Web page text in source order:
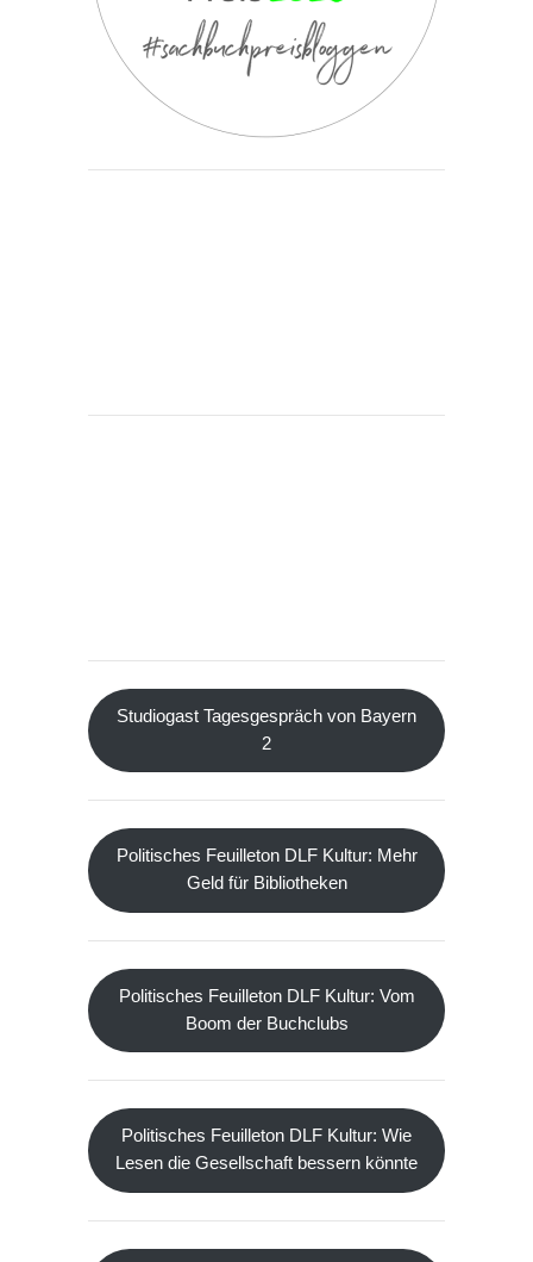
Studiogast Tagesgespräch von Bayern
2
Politisches Feuilleton DLF Kultur: Mehr
Geld für Bibliotheken
Politisches Feuilleton DLF Kultur: Vom
Boom der Buchclubs
Politisches Feuilleton DLF Kultur: Wie
Lesen die Gesellschaft bessern könnte